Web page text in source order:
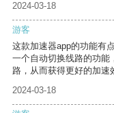
2024-03-18
游客
这款加速器app的功能有
一个自动切换线路的功能
路，从而获得更好的加速
2024-03-18